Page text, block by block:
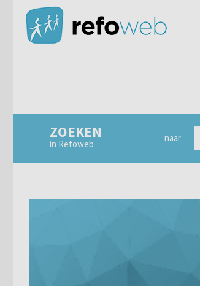
ZOEKEN
in Refoweb
naar